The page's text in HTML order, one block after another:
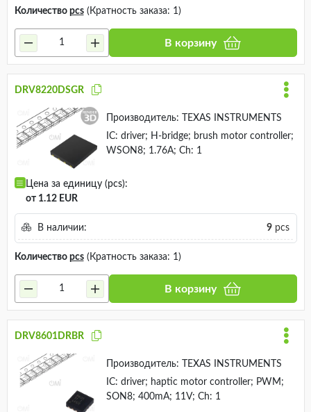
Количество pcs(Кратность заказа: 1)
В корзину
DRV8220DSGR
Производитель:
TEXAS INSTRUMENTS
IC: driver; H-bridge; brush motor controller;
WSON8; 1.76A; Ch: 1
Цена за единицу (pcs):
от 1.12 EUR
В наличии: 9pcs
Количество pcs(Кратность заказа: 1)
В корзину
DRV8601DRBR
Производитель:
TEXAS INSTRUMENTS
IC: driver; haptic motor controller; PWM;
SON8; 400mA; 11V; Ch: 1